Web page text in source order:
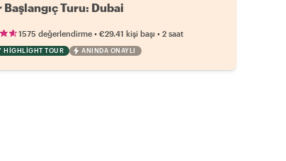
Başlangıç Turu: Dubai
1575 değerlendirme• €29.41 kişi başı• 2 saat
HIGHLIGHT TOUR ANINDA ONAYLI